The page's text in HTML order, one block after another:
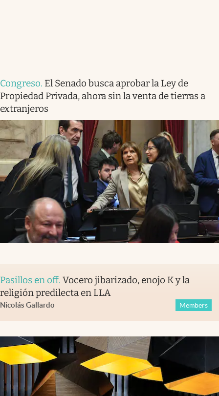
Congreso. El Senado busca aprobar la Ley de
Propiedad Privada, ahora sin la venta de tierras a
extranjeros
Pasillos en off. Vocero jibarizado, enojo K y la
religión predilecta en LLA
Nicolás Gallardo Members